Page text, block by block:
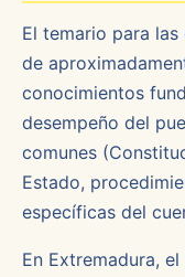
El temario para
de
conocimientos
desempeño del
comunes
Estado,
específicas del
En Extremadura,